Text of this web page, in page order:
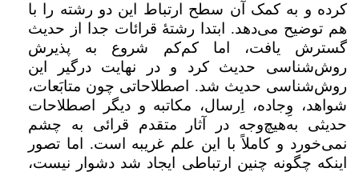
کرده و به کمک آن سطح ارتباط این دو رشته را با
هم توضیح می‌دهد. ابتدا رشتۀ قرائات جدا از حدیث
گسترش یافت، اما کم‌کم شروع به پذیرش
روش‌شناسی حدیث کرد و در نهایت درگیر این
روش‌شناسی حدیث شد. اصطلاحاتی چون متابَعات،
شواهد، وِجاده، اِرسال، مکاتبه و دیگر اصطلاحات
حدیثی به‌هیچ‌وجه در آثار متقدم قرائی به چشم
نمی‌خورد و کاملاً با این علم غریبه است. اما تصور
اینکه چگونه چنین ارتباطی ایجاد شد دشوار نیست،